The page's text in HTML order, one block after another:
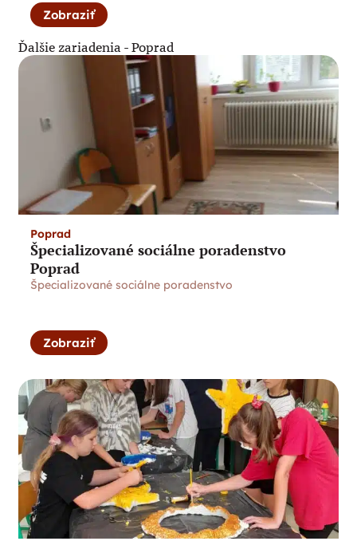
Zobraziť
Ďalšie zariadenia - Poprad
Poprad
Špecializované sociálne poradenstvo
Poprad
Špecializované sociálne poradenstvo
Zobraziť